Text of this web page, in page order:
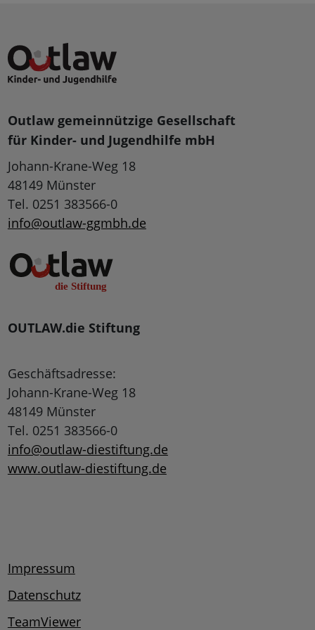
Outlaw gemeinnützige Gesellschaft
für Kinder- und Jugendhilfe mbH
Johann-Krane-Weg 18
48149 Münster
Tel. 0251 383566-0
info@outlaw-ggmbh.de
OUTLAW.die Stiftung
Geschäftsadresse:
Johann-Krane-Weg 18
48149 Münster
Tel. 0251 383566-0
info@outlaw-diestiftung.de
www.outlaw-diestiftung.de
Impressum
Datenschutz
TeamViewer